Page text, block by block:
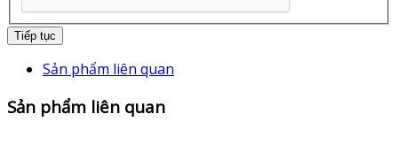
Tiếp tục
Sản phẩm liên quan
Sản phẩm liên quan